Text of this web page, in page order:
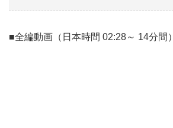
■全編動画（日本時間 02:28～ 14分間）